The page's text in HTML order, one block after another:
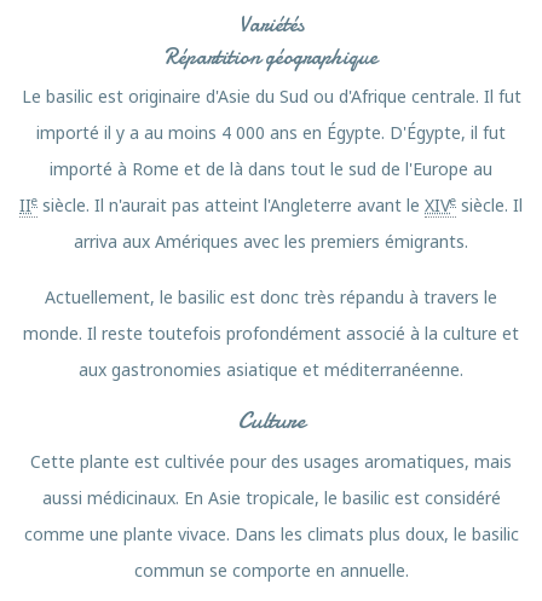
Variétés
Répartition géographique
Le basilic est originaire d'Asie du Sud ou d'Afrique centrale. Il fut
importé il y a au moins 4 000 ans en Égypte. D'Égypte, il fut
importé à Rome et de là dans tout le sud de l'Europe au
IIe siècle. Il n'aurait pas atteint l'Angleterre avant le XIVe siècle. Il
arriva aux Amériques avec les premiers émigrants.
Actuellement, le basilic est donc très répandu à travers le
monde. Il reste toutefois profondément associé à la culture et
aux gastronomies asiatique et méditerranéenne.
Culture
Cette plante est cultivée pour des usages aromatiques, mais
aussi médicinaux. En Asie tropicale, le basilic est considéré
comme une plante vivace. Dans les climats plus doux, le basilic
commun se comporte en annuelle.